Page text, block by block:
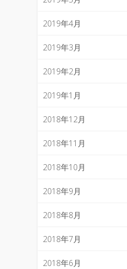
2019年4月
2019年3月
2019年2月
2019年1月
2018年12月
2018年11月
2018年10月
2018年9月
2018年8月
2018年7月
2018年6月